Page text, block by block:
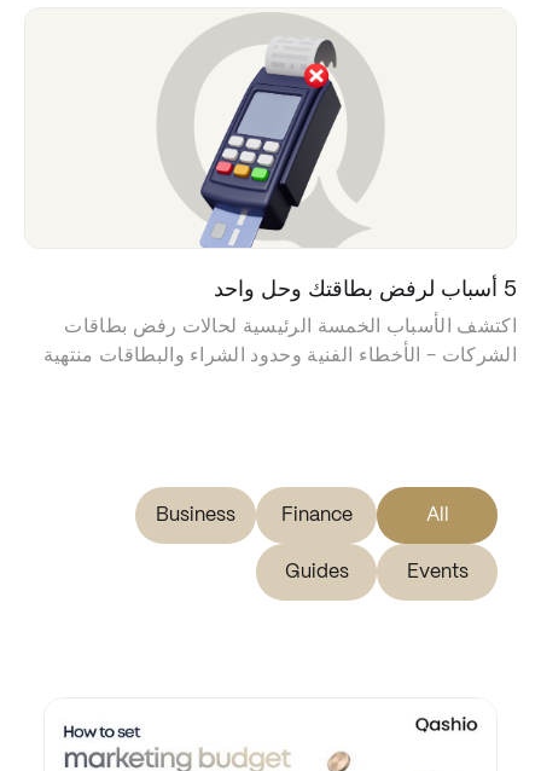
5 أسباب لرفض بطاقتك وحل واحد
اكتشف الأسباب الخمسة الرئيسية لحالات رفض بطاقات
الشركات - الأخطاء الفنية وحدود الشراء والبطاقات منتهية
All
Finance
Business
Events
Guides